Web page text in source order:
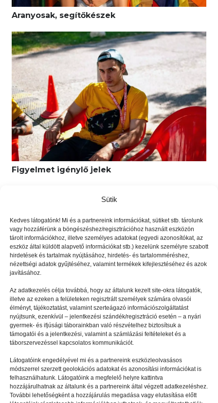
Sütik
Kedves látogatónk! Mi és a partnereink információkat, sütiket stb. tárolunk
vagy hozzáférünk a böngészéshez/regisztrációhoz használt eszközön
tárolt információkhoz, illetve személyes adatokat (egyedi azonosítókat, az
eszköz által küldött alapvető információkat stb.) kezelünk személyre szabott
hirdetések és tartalmak nyújtásához, hirdetés- és tartalomméréshez,
nézettségi adatok gyűjtéséhez, valamint termékek kifejlesztéséhez és azok
javításához.
Az adatkezelés célja továbbá, hogy az általunk kezelt site-okra látogatók,
illetve az ezeken a felületeken regisztrált személyek számára olvasói
élményt, tájékoztatást, valamint szerteágazó információszolgáltatást
nyújtsunk, ezenkívül – jelentkezési szándék/regisztráció esetén – a nyári
gyermek- és ifjúsági táborainkban való részvételhez biztosítsuk a
támogatói és a jelentkezési, valamint a számlázási feltételeket és a
táborszervezéssel kapcsolatos kommunikációt.
Látogatóink engedélyével mi és a partnereink eszközleolvasásos
módszerrel szerzett geolokációs adatokat és azonosítási információkat is
felhasználhatunk. Látogatóink a megfelelő helyre kattintva
hozzájárulhatnak az általunk és a partnereink által végzett adatkezeléshez.
További lehetőségként a hozzájárulás megadása vagy elutasítása előtt
Aranyosak, segítőkészek
Figyelmet igényl ő jelek
Filterrel jó